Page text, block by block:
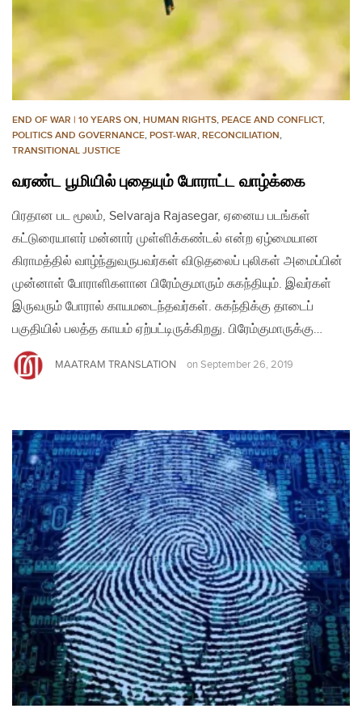
END OF WAR | 10 YEARS ON, HUMAN RIGHTS, PEACE AND CONFLICT,
POLITICS AND GOVERNANCE, POST-WAR, RECONCILIATION,
TRANSITIONAL JUSTICE
வரண்ட பூமியில் புதையும் போராட்ட வாழ்க்கை
பிரதான பட மூலம், Selvaraja Rajasegar, ஏனைய படங்கள்
கட்டுரையாளர் மன்னார் முள்ளிக்கண்டல் என்ற ஏழ்மையான
கிராமத்தில் வாழ்ந்துவருபவர்கள் விடுதலைப் புலிகள் அமைப்பின்
முன்னாள் போராளிகளான பிரேம்குமாரும் சுகந்தியும். இவர்கள்
இருவரும் போரால் காயமடைந்தவர்கள். சுகந்திக்கு தாடைப்
பகுதியில் பலத்த காயம் ஏற்பட்டிருக்கிறது. பிரேம்குமாருக்கு…
MAATRAM TRANSLATION on September 26, 2019